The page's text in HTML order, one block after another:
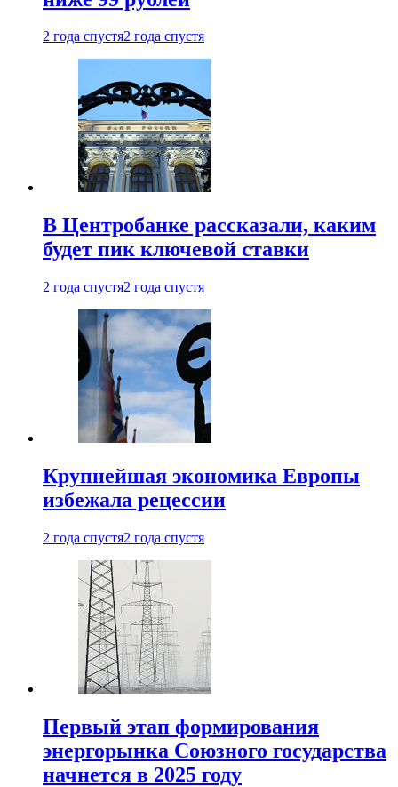
2 года спустя2 года спустя
В Центробанке рассказали, каким
будет пик ключевой ставки
2 года спустя2 года спустя
Крупнейшая экономика Европы
избежала рецессии
2 года спустя2 года спустя
Первый этап формирования
энергорынка Союзного государства
начнется в 2025 году